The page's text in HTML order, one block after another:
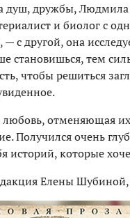
душ, дружбы,
и биолог с
с другой, она
становишься, тем
чтобы решиться
отменяющая
Получился очень
которые
Елены Шубиной,